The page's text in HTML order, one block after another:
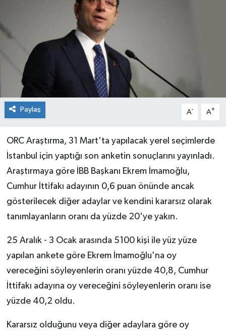
Paylaş A- A+
ORC Araştırma, 31 Mart'ta yapılacak yerel seçimlerde
İstanbul için yaptığı son anketin sonuçlarını yayınladı.
Araştırmaya göre İBB Başkanı Ekrem İmamoğlu,
Cumhur İttifakı adayının 0,6 puan önünde ancak
gösterilecek diğer adaylar ve kendini kararsız olarak
tanımlayanların oranı da yüzde 20'ye yakın.
25 Aralık - 3 Ocak arasında 5100 kişi ile yüz yüze
yapılan ankete göre Ekrem İmamoğlu'na oy
vereceğini söyleyenlerin oranı yüzde 40,8, Cumhur
İttifakı adayına oy vereceğini söyleyenlerin oranı ise
yüzde 40,2 oldu.
Kararsız olduğunu veya diğer adaylara göre oy